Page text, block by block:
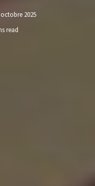
octobre 2025
read